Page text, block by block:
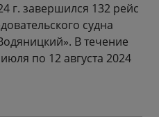
г. завершился 132 рейс
судна
В течение
по 12 августа 2024